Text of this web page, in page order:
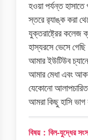
হওয়া পর্যন্ত
স্তরে র‌্যাঙ্ক করা
যুক্তরাষ্ট্রের কলেজ
হাস্যরসে ভেসে
আমার ইউটিউব
আমার মেধা এবং
যেকোনো
আমরা কিছু হাসি
বিষয়：বিল-যুদ্ধের